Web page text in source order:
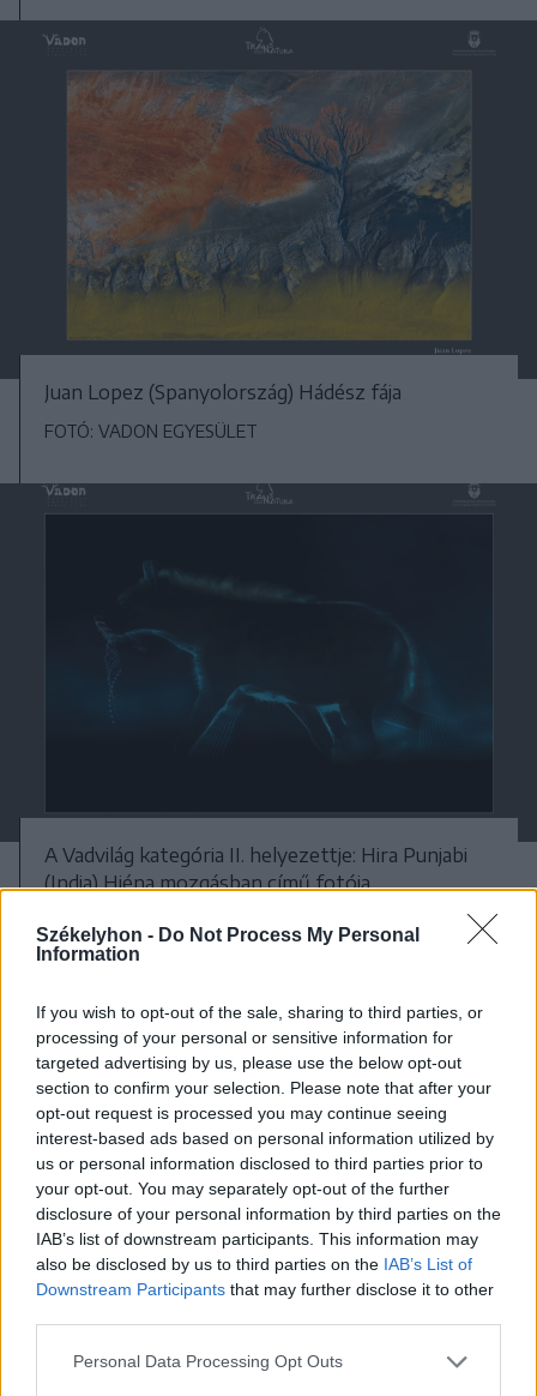
Székelyhon - Do Not Process My Personal
Information
If you wish to opt-out of the sale, sharing to third parties, or
processing of your personal or sensitive information for
targeted advertising by us, please use the below opt-out
section to confirm your selection. Please note that after your
opt-out request is processed you may continue seeing
interest-based ads based on personal information utilized by
us or personal information disclosed to third parties prior to
your opt-out. You may separately opt-out of the further
disclosure of your personal information by third parties on the
IAB’s list of downstream participants. This information may
also be disclosed by us to third parties on the IAB’s List of
Downstream Participants that may further disclose it to other
Personal Data Processing Opt Outs
Juan Lopez (Spanyolország) Hádész fája
FOTÓ: VADON EGYESÜLET
A Vadvilág kategória II. helyezettje: Hira Punjabi
(India) Hiéna mozgásban című fotója
FOTÓ: VADON EGYESÜLET
Háromszék Sepsiszentgyörgy
szóljon hozzá!